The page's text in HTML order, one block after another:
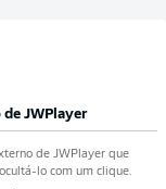
de JWPlayer
de JWPlayerque
lo com um clique.